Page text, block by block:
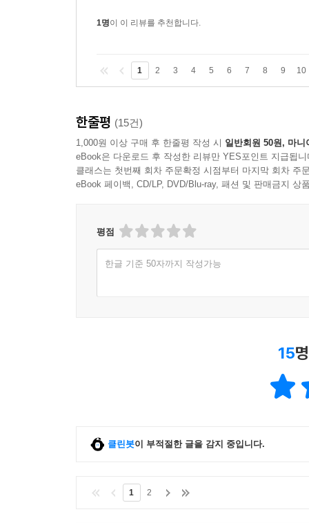
1명이 이 리뷰를 추천합니다.
1 2 3 4 5 6 7 8 9 10
한줄평 (15건)
1,000원 이상 구매 후 한줄평 작성 시 일반회원 50원, 마니
eBook은 다운로드 후 작성한 리뷰만 YES포인트 지급됩니
클래스는 첫번째 회차 주문확정 시점부터 마지막 회차 주
eBook 페이백, CD/LP, DVD/Blu-ray, 패션 및 판매금지 상
평점
한글 기준 50자까지 작성가능
15
클린봇이 부적절한 글을 감지 중입니다.
1 2